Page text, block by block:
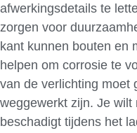
afwerkingsdetails te
zorgen voor
kant kunnen bouten en
helpen om corrosie te
van de verlichting moet
weggewerkt zijn. Je
beschadigt tijdens het